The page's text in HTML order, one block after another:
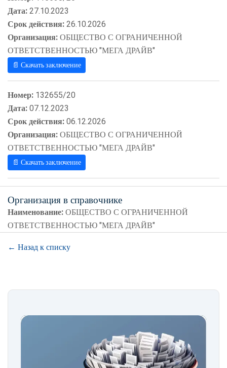
Дата:27.10.2023
Срок действия:26.10.2026
Организация:ОБЩЕСТВО С ОГРАНИЧЕННОЙ
ОТВЕТСТВЕННОСТЬЮ "МЕГА ДРАЙВ"
📄 Скачать заключение
Номер: 132655/20
Дата:07.12.2023
Срок действия:06.12.2026
Организация:ОБЩЕСТВО С ОГРАНИЧЕННОЙ
ОТВЕТСТВЕННОСТЬЮ "МЕГА ДРАЙВ"
📄 Скачать заключение
Организация в справочнике
Наименование:ОБЩЕСТВО С ОГРАНИЧЕННОЙ
ОТВЕТСТВЕННОСТЬЮ "МЕГА ДРАЙВ"
← Назад к списку